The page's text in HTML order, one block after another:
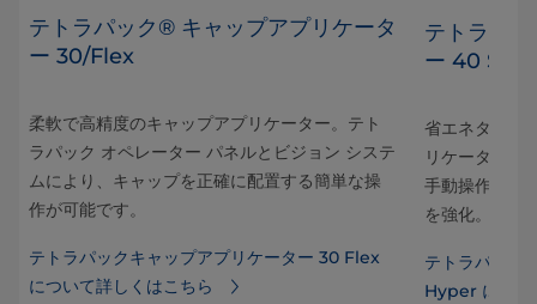
テトラパック® キャップアプリケータ
ー 30/Flex
柔軟で高精度のキャップアプリケーター。テト
ラパック オペレーター パネルとビジョン システ
ムにより、キャップを正確に配置する簡単な操
作が可能です。
テトラパックキャップアプリケーター 30 Flex
について詳しくはこちら
テトラパ
ー 40
省エネタイプ
リケーター。
手動操作、簡
を強化。
テトラパック
Hyper につい